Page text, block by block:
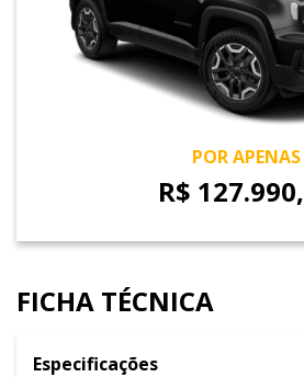
POR APENAS
R$
FICHA TÉCNICA
Especificações